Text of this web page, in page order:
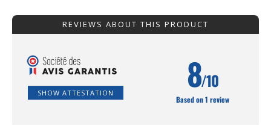
REVIEWS ABOUT THIS PRODUCT
SHOW ATTESTATION 8/10
Based on 1 review